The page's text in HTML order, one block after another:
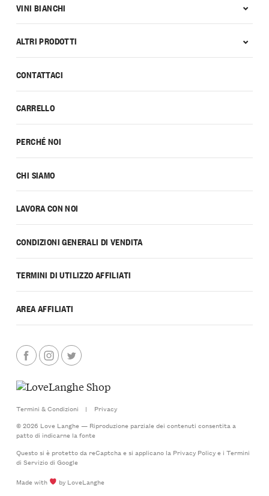
CONTATTACI
CARRELLO
PERCHÉ NOI
CHI SIAMO
LAVORA CON NOI
CONDIZIONI GENERALI DI VENDITA
TERMINI DI UTILIZZO AFFILIATI
AREA AFFILIATI
VINI BIANCHI
ALTRI PRODOTTI
Termini & Condizioni |
Privacy
© 2026 Love Langhe — Riproduzione parziale dei contenuti consentita a
patto di indicarne la fonte
Questo si è protetto da reCaptcha e si applicano la Privacy Policye i Termini
di Serviziodi Google
Made with
by LoveLanghe